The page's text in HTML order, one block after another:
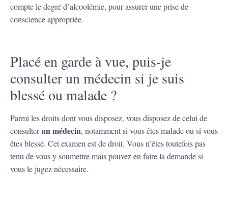
compte le degré d’alcoolémie, pour assurer une prise de
conscience appropriée.
Placé en garde à vue, puis-je
consulter un médecin si je suis
blessé ou malade ?
Parmi les droits dont vous disposez, vous disposez de celui de
consulterun médecin, notamment si vous êtes malade ou si vous
êtes blessé. Cet examen est de droit. Vous n’êtes toutefois pas
tenu de vous y soumettre mais pouvez en faire la demande si
vous le jugez nécessaire.